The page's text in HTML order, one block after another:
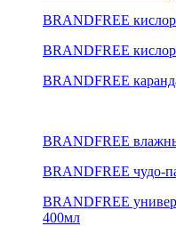
BRANDFREE
BRANDFREE
BRANDFREE
BRANDFREE
BRANDFREE чудо-
BRANDFREE
400мл